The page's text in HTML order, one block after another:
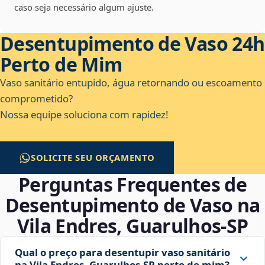
caso seja necessário algum ajuste.
Desentupimento de Vaso 24h
Perto de Mim
Vaso sanitário entupido, água retornando ou escoamento
comprometido?
Nossa equipe soluciona com rapidez!
SOLICITE SEU ORÇAMENTO
Perguntas Frequentes de
Desentupimento de Vaso na
Vila Endres, Guarulhos‑SP
Qual o preço para desentupir vaso sanitário